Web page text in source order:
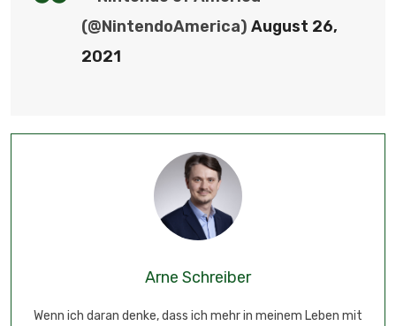
(@NintendoAmerica) August 26,
2021
Arne Schreiber
Wenn ich daran denke, dass ich mehr in meinem Leben mit